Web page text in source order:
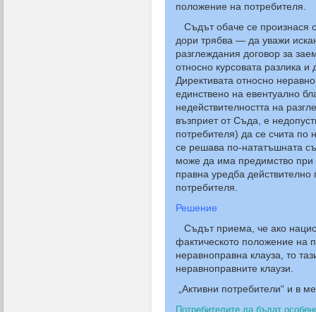
положение на потребителя.
Съдът обаче се произнася
дори трябва — да уважи
разглеждания договор за
относно курсовата разлика
Директивата относно
единствено на евентуално
недействителността на
възприет от Съда, е
потребителя) да се счита по
се решава по-нататъшната
може да има предимство при
правна уредба
потребителя.
Решение
Съдът приема, че ако
фактическото положение на
неравноправна клауза, то
неравноправните клаузи.
„Активни потребители“ и в
Потребителите да бъдат